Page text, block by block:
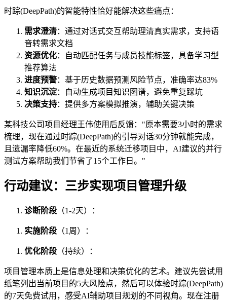
时踪(DeepPath)的智能特性恰好能解决这些痛点：
需求澄清：通过对话式交互帮助理清真实需求，支持语
音转需求文档
资源优化：自动匹配任务与成员技能标签，具备学习型
推荐算法
进度预警：基于历史数据预测风险节点，准确率达83%
知识沉淀：自动生成项目知识图谱，避免重复踩坑
决策支持：提供多方案模拟推演，辅助关键决策
某科技公司项目经理王伟使用后反馈："原本需要3小时的需求
梳理，现在通过时踪(DeepPath)的引导对话30分钟就能完成，
且遗漏率降低60%。在最近的系统迁移项目中，AI建议的并行
测试方案帮助我们节省了15个工作日。"
行动建议：三步实现项目管理升级
诊断阶段 （1-2天）：
实施阶段 （1周）：
优化阶段 （持续）：
项目管理本质上是信息处理和决策优化的艺术。建议先尝试用
纸笔列出当前项目的5大风险点，然后可以体验时踪(DeepPath)
的7天免费试用，感受AI辅助项目规划的不同视角。现在注册